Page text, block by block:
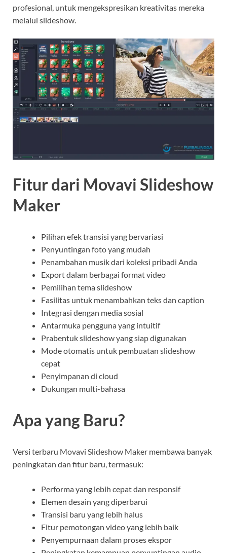
profesional, untuk mengekspresikan kreativitas mereka
melalui slideshow.
Fitur dari Movavi Slideshow
Maker
Pilihan efek transisi yang bervariasi
Penyuntingan foto yang mudah
Penambahan musik dari koleksi pribadi Anda
Export dalam berbagai format video
Pemilihan tema slideshow
Fasilitas untuk menambahkan teks dan caption
Integrasi dengan media sosial
Antarmuka pengguna yang intuitif
Prabentuk slideshow yang siap digunakan
Mode otomatis untuk pembuatan slideshow
cepat
Penyimpanan di cloud
Dukungan multi-bahasa
Apa yang Baru?
Versi terbaru Movavi Slideshow Maker membawa banyak
peningkatan dan fitur baru, termasuk:
Performa yang lebih cepat dan responsif
Elemen desain yang diperbarui
Transisi baru yang lebih halus
Fitur pemotongan video yang lebih baik
Penyempurnaan dalam proses ekspor